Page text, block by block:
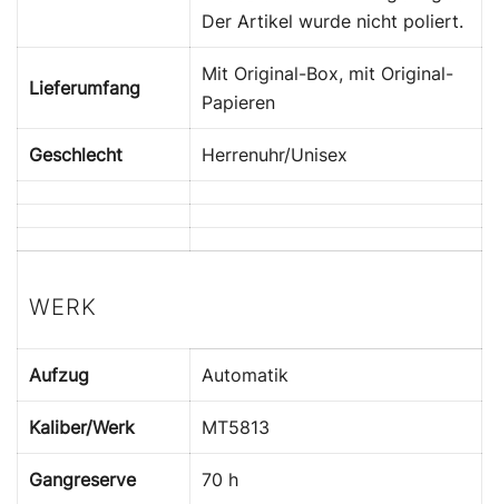
Der Artikel wurde nicht poliert.
Lieferumfang
Mit Original-Box, mit Original-
Papieren
Geschlecht Herrenuhr/Unisex
WERK
Aufzug Automatik
Kaliber/Werk MT5813
Gangreserve 70 h